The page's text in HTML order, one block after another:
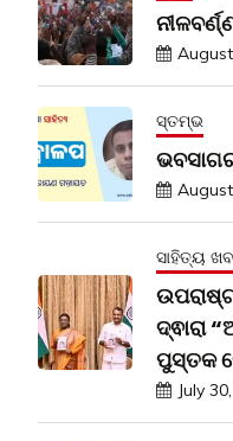
ସ୍ତମ୍ଭ
ସାହିତ୍ୟ
ଦ୍ଵାରା
ପୁସ୍ତକ
July